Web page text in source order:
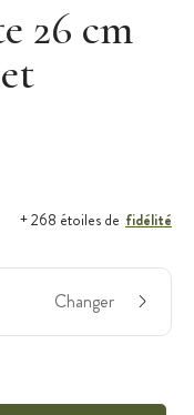
26 cm
+ 268 étoiles de fidélité
Changer